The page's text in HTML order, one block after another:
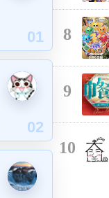
01
02
8
9
10